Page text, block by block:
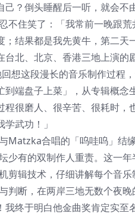
？倒头睡醒后一听，就会
住笑了：「我常前一晚跟
结果都是我先黄牛，第二天
北、北京、香港三地上演的
想这段漫长的音乐制作过程
端盘子上菜」，从专辑概念
很磨人、很辛苦、很耗时，
武功！」
Matzka合唱的「呜哇呜」结
有的双制作人重责。这一
辑技术，仔细讲解每个音
断，在两岸三地无数个夜
终于明白他金曲奖肯定实至